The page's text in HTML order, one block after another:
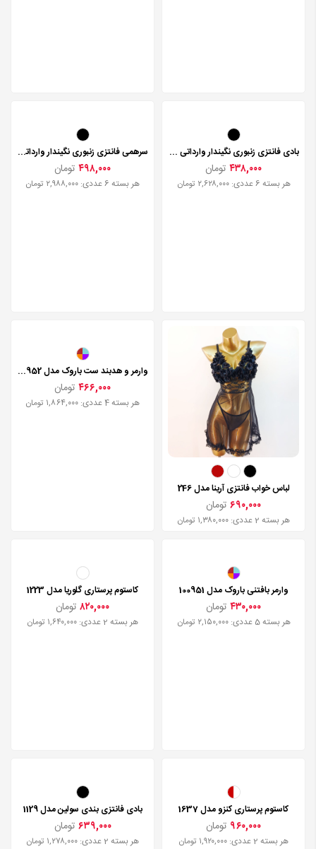
بادی فانتزی زنبوری نگیندار وارداتی مدل 544
۴۳۸,۰۰۰ تومان
هر بسته 6 عددی: ۲,۶۲۸,۰۰۰ تومان
سرهمی فانتزی زنبوری نگیندار وارداتی مدل 543
۴۹۸,۰۰۰ تومان
هر بسته 6 عددی: ۲,۹۸۸,۰۰۰ تومان
لباس خواب فانتزی آرینا مدل 246
۶۹۰,۰۰۰ تومان
هر بسته 2 عددی: ۱,۳۸۰,۰۰۰ تومان
وارمر و هدبند ست باروک مدل 100952
۴۶۶,۰۰۰ تومان
هر بسته 4 عددی: ۱,۸۶۴,۰۰۰ تومان
وارمر بافتنی باروک مدل 100951
۴۳۰,۰۰۰ تومان
هر بسته 5 عددی: ۲,۱۵۰,۰۰۰ تومان
کاستوم پرستاری گلوریا مدل 1223
۸۲۰,۰۰۰ تومان
هر بسته 2 عددی: ۱,۶۴۰,۰۰۰ تومان
کاستوم پرستاری کنزو مدل 1637
۹۶۰,۰۰۰ تومان
هر بسته 2 عددی: ۱,۹۲۰,۰۰۰ تومان
بادی فانتزی بندی سولین مدل 1129
۶۳۹,۰۰۰ تومان
هر بسته 2 عددی: ۱,۲۷۸,۰۰۰ تومان